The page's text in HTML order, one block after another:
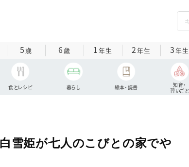
5歳 6歳 1年生 2年生 3年生
食とレシピ 暮らし 絵本・読書
知育・
習いごと
雪姫が七人のこびとの家でや